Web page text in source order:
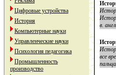
Цифровые устройства
История
Компьютерные науки
Управленческие науки
Психология педагогика
Промышленность
производство
в.
все